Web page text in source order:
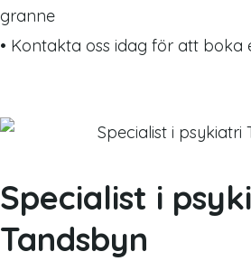
granne
• Kontakta oss idag för att boka
Specialist i
Tandsbyn